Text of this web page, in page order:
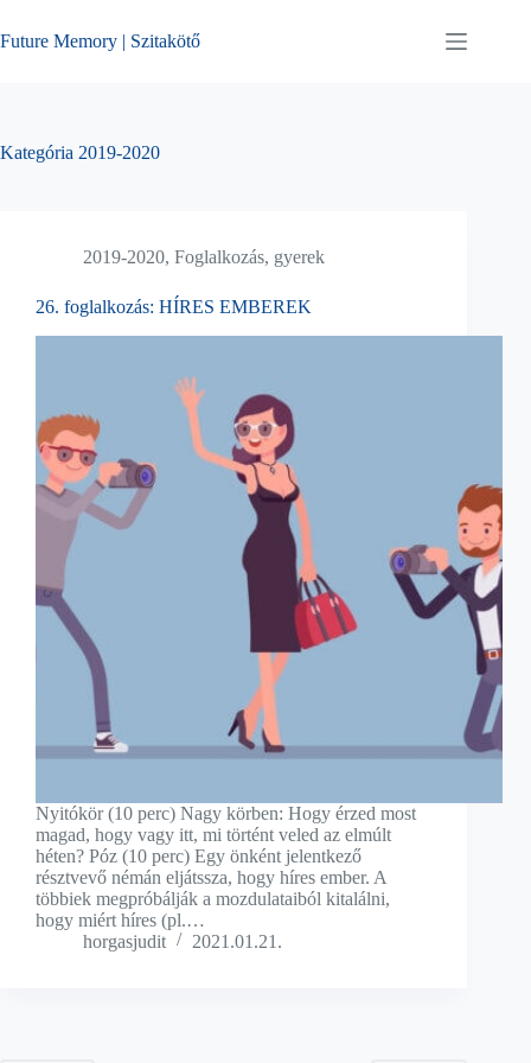
to
content
Future Memory | Szitakötő
Kategória 2019-2020
2019-2020, Foglalkozás, gyerek
26. foglalkozás: HÍRES EMBEREK
Nyitókör (10 perc) Nagy körben: Hogy érzed most
magad, hogy vagy itt, mi történt veled az elmúlt
héten? Póz (10 perc) Egy önként jelentkező
résztvevő némán eljátssza, hogy híres ember. A
többiek megpróbálják a mozdulataiból kitalálni,
hogy miért híres (pl.…
horgasjudit
2021.01.21.